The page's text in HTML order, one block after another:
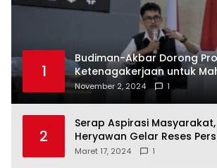
1
Budiman-Akbar Dorong
Ketenagakerjaan untuk
Timur, Juru Bicara: Ini
November 2, 2024 1
2
Serap Aspirasi Masyarakat,
Heryawan Gelar Reses
Maret 17, 2024 1